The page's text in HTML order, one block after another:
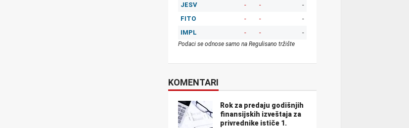
JESV
- -
-
FITO
- -
-
IMPL
- - -
Podaci se odnose samo na Regulisano tržište
KOMENTARI
Rok za predaju godišnjih
finansijskih izveštaja za
privrednike ističe 1.